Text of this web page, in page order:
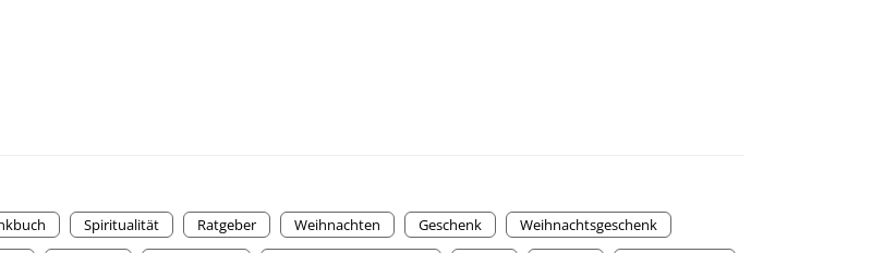
Spiritualität Ratgeber Weihnachten Geschenk
Weihnachtsgeschenk